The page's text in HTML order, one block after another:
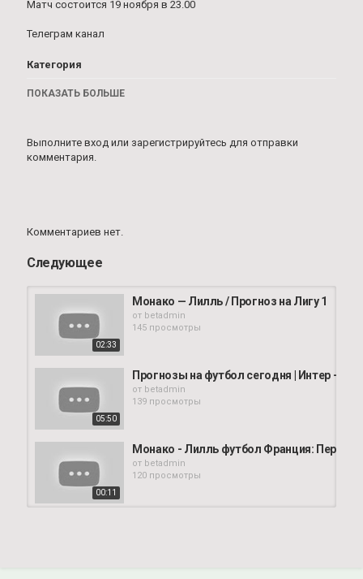
Матч состоится 19 ноября в 23.00
Телеграм канал
Категория
ПОКАЗАТЬ БОЛЬШЕ
Выполните вход или зарегистрируйтесь для отправки
комментария.
Комментариев нет.
Следующее
02:33
Монако — Лилль / Прогноз на Лигу 1
от betadmin
145 просмотры
05:50
Прогнозы на футбол сегодня | Интер -
от betadmin
139 просмотры
00:11
Монако - Лилль футбол Франция: Первая
от betadmin
120 просмотры